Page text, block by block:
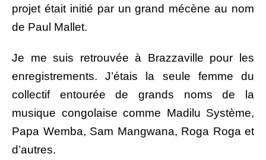
projet était initié par un grand mécène au nom
de Paul Mallet.
Je me suis retrouvée à Brazzaville pour les
enregistrements. J’étais la seule femme du
collectif entourée de grands noms de la
musique congolaise comme Madilu Système,
Papa Wemba, Sam Mangwana, Roga Roga et
d’autres.